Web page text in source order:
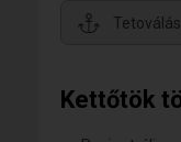
Kettőtök